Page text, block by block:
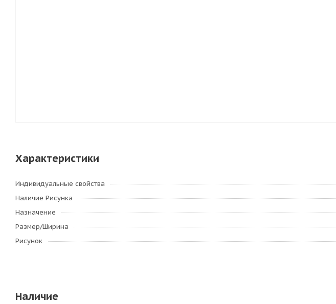
Характеристики
Индивидуальные свойства
Наличие Рисунка
Назначение
Размер/Ширина
Рисунок
Наличие